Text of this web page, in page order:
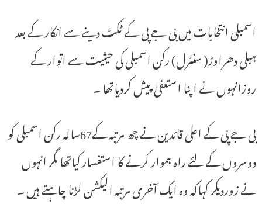
اسمبلی انتخابات میں بی جے پی کے ٹکٹ دینے سے انکار کے بعد
ہبلی دھراوڑ( سنٹرل) رکن اسمبلی کی حیثیت سے اتوار کے
روزانہوں نے اپنا استعفیٰ پیش کردیاتھا ۔
بی جے پی کے اعلی قائدین نے چھ مرتبہ کے67سالہ رکن اسمبلی کو
دوسروں کے لئے راہ ہموار کرنے کا استفسار کیاتھا مگر انہوں
نے زوردیکر کہاکہ وہ ایک آخری مرتبہ الیکشن لڑنا چاہتے ہیں ۔